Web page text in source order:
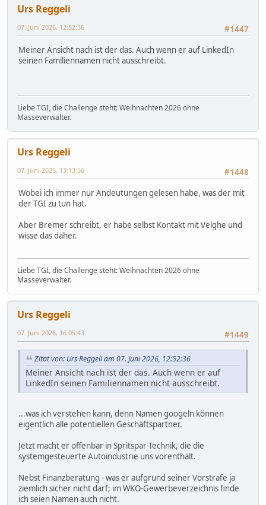
Urs Reggeli
#1447
07. Juni 2026, 12:52:36
Meiner Ansicht nach ist der das. Auch wenn er auf LinkedIn
seinen Familiennamen nicht ausschreibt.
Liebe TGI, die Challenge steht: Weihnachten 2026 ohne
Masseverwalter.
Urs Reggeli
#1448
07. Juni 2026, 13:13:56
Wobei ich immer nur Andeutungen gelesen habe, was der mit
der TGI zu tun hat.
Aber Bremer schreibt, er habe selbst Kontakt mit Velghe und
wisse das daher.
Liebe TGI, die Challenge steht: Weihnachten 2026 ohne
Masseverwalter.
Urs Reggeli
#1449
07. Juni 2026, 16:05:43
Zitat von: Urs Reggeli am 07. Juni 2026, 12:52:36
Meiner Ansicht nach ist der das. Auch wenn er auf
LinkedIn seinen Familiennamen nicht ausschreibt.
...was ich verstehen kann, denn Namen googeln können
eigentlich alle potentiellen Geschäftspartner.
Jetzt macht er offenbar in Spritspar-Technik, die die
systemgesteuerte Autoindustrie uns vorenthält.
Nebst Finanzberatung - was er aufgrund seiner Vorstrafe ja
ziemlich sicher nicht darf; im WKO-Gewerbeverzeichnis finde
ich seien Namen auch nicht.